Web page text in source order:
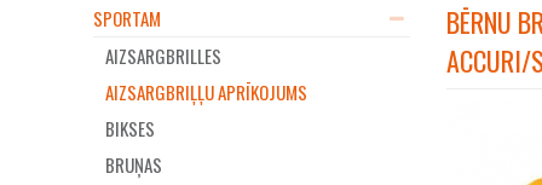
SPORTAM
AIZSARGBRILLES
AIZSARGBRIĻĻU APRĪKOJUMS
BIKSES
BRUŅAS
BĒRNU
ACCURI/